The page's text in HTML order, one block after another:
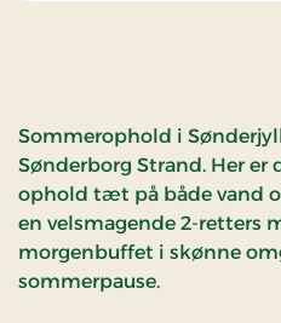
Sommerophold i
Sønderborg Strand. Her er
ophold tæt på både vand
en velsmagende 2-retters
morgenbuffet i skønne
sommerpause.